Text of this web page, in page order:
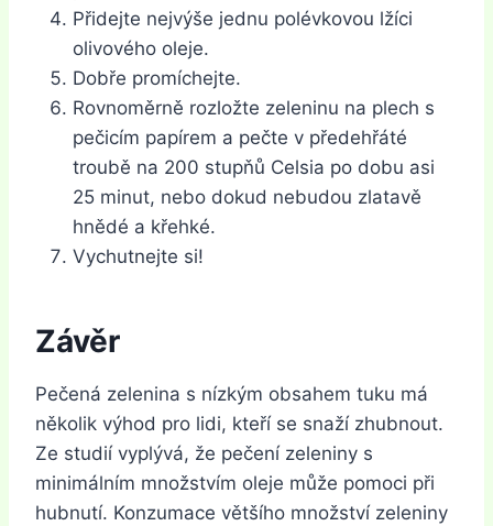
Přidejte nejvýše jednu polévkovou lžíci
olivového oleje.
Dobře promíchejte.
Rovnoměrně rozložte zeleninu na plech s
pečicím papírem a pečte v předehřáté
troubě na 200 stupňů Celsia po dobu asi
25 minut, nebo dokud nebudou zlatavě
hnědé a křehké.
Vychutnejte si!
Závěr
Pečená zelenina s nízkým obsahem tuku má
několik výhod pro lidi, kteří se snaží zhubnout.
Ze studií vyplývá, že pečení zeleniny s
minimálním množstvím oleje může pomoci při
hubnutí. Konzumace většího množství zeleniny